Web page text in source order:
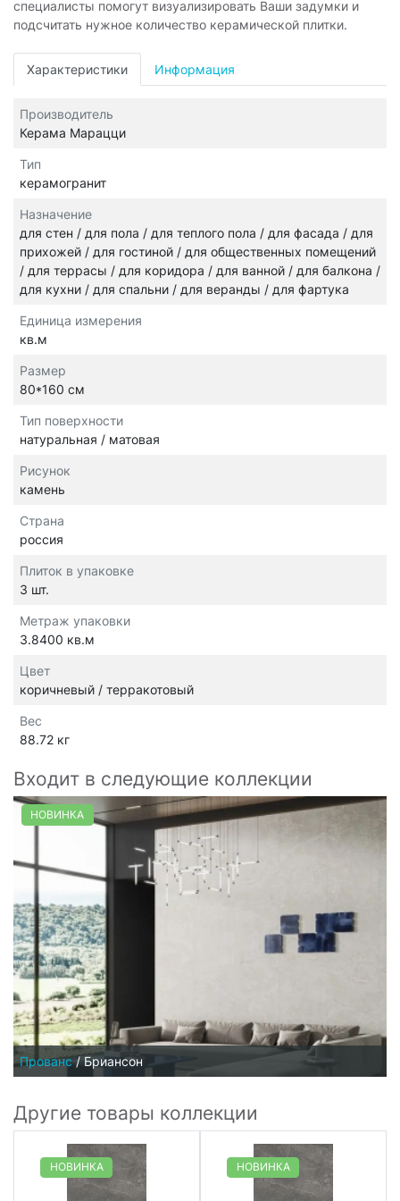
специалисты помогут визуализировать Ваши задумки и
подсчитать нужное количество керамической плитки.
Характеристики Информация
Производитель
Керама Марацци
Тип
керамогранит
Назначение
для стен / для пола / для теплого пола / для фасада / для
прихожей / для гостиной / для общественных помещений
/ для террасы / для коридора / для ванной / для балкона /
для кухни / для спальни / для веранды / для фартука
Единица измерения
кв.м
Размер
80*160 см
Тип поверхности
натуральная / матовая
Рисунок
камень
Страна
россия
Плиток в упаковке
3 шт.
Метраж упаковки
3.8400 кв.м
Цвет
коричневый / терракотовый
Вес
88.72 кг
Входит в следующие коллекции
НОВИНКА
Прованс / Бриансон
Другие товары коллекции
НОВИНКА НОВИНКА